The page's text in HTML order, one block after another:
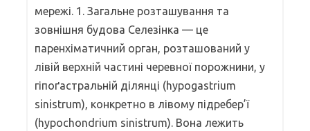
мережі. 1. Загальне розташування та
зовнішня будова Селезінка — це
паренхіматичний орган, розташований у
лівій верхній частині черевної порожнини, у
гіпоґастральній ділянці (hypogastrium
sinistrum), конкретно в лівому підребер’ї
(hypochondrium sinistrum). Вона лежить